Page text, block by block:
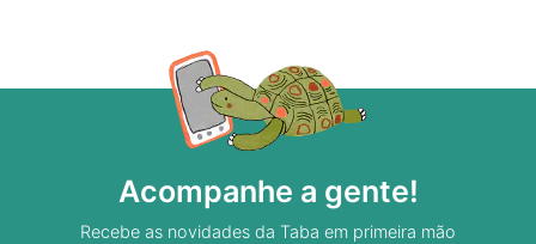
Acompanhe a gente!
Recebe as novidades da Taba em primeira mão